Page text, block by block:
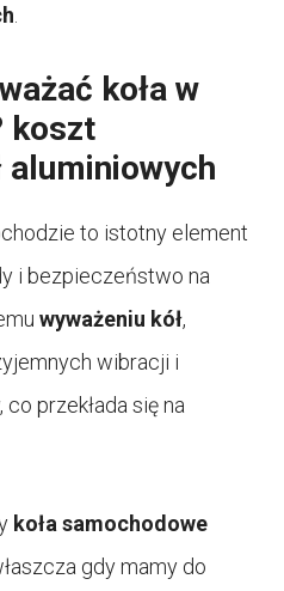
koła w
koszt
aluminiowych
to istotny element
i bezpieczeństwo na
wyważeniu kół,
wibracji i
przekłada się na
koła samochodowe
gdy mamy do